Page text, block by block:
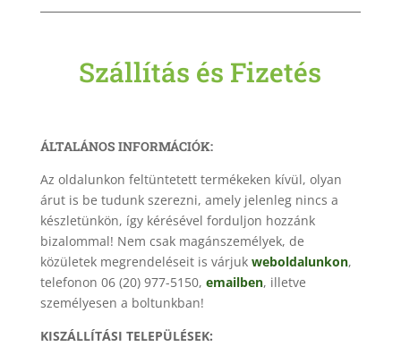
Szállítás és Fizetés
ÁLTALÁNOS INFORMÁCIÓK:
Az oldalunkon feltüntetett termékeken kívül, olyan
árut is be tudunk szerezni, amely jelenleg nincs a
készletünkön, így kérésével forduljon hozzánk
bizalommal! Nem csak magánszemélyek, de
közületek megrendeléseit is várjuk weboldalunkon,
telefonon 06 (20) 977-5150, emailben, illetve
személyesen a boltunkban!
KISZÁLLÍTÁSI TELEPÜLÉSEK: